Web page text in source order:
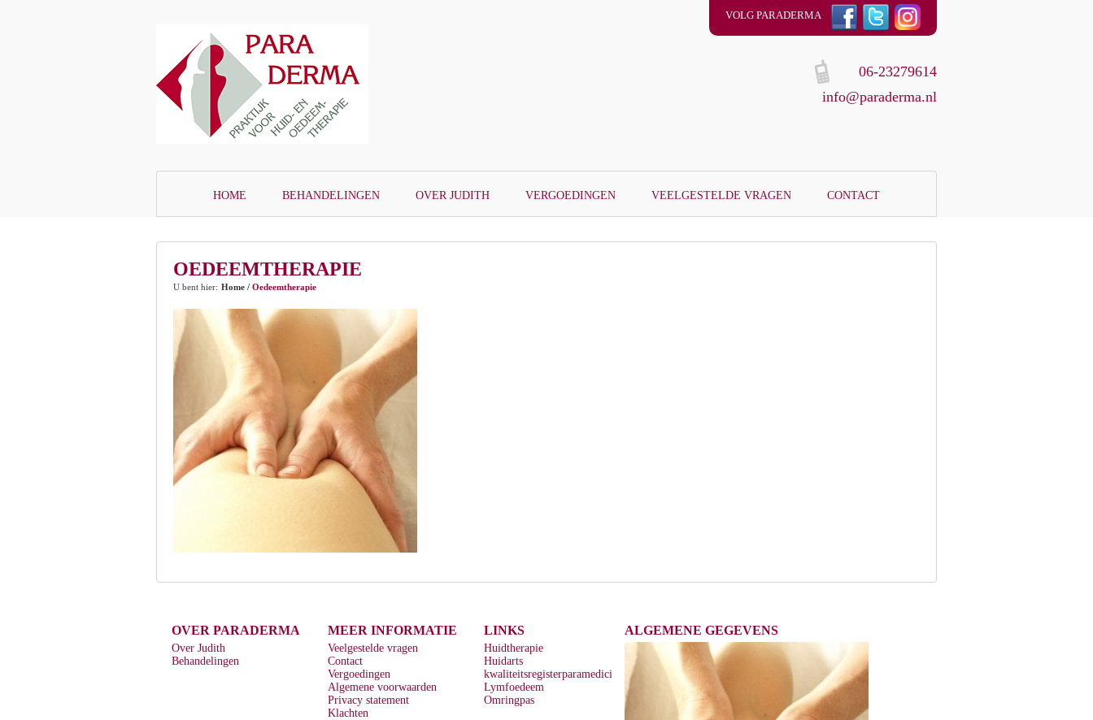
VOLG PARADERMA
06-23279614
info@paraderma.nl
HOME BEHANDELINGEN OVER JUDITH VERGOEDINGEN VEELGESTELDE VRAGEN CONTACT
OEDEEMTHERAPIE
U bent hier: Home / Oedeemtherapie
OVER PARADERMA
Over Judith
Behandelingen
MEER INFORMATIE
Veelgestelde vragen
Contact
Vergoedingen
Algemene voorwaarden
Privacy statement
Klachten
LINKS
Huidtherapie
Huidarts
kwaliteitsregisterparamedici
Lymfoedeem
Omringpas
ALGEMENE GEGEVENS